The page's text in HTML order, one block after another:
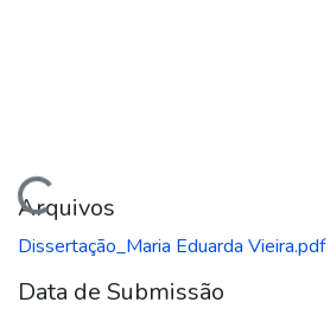
Arquivos
Dissertação_Maria Eduarda Vieira.pdf
Data de Submissão